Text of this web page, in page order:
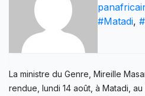
#Matadi,
La ministre du Genre, Mireille
rendue, lundi 14 août, à Matadi,